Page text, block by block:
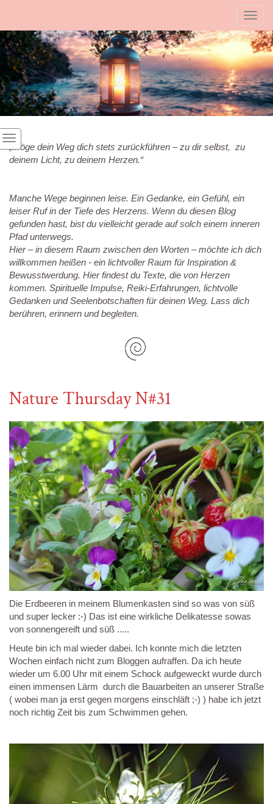
„Möge dein Weg dich stets zurückführen – zu dir selbst, zu
deinem Licht, zu deinem Herzen.“
Manche Wege beginnen leise. Ein Gedanke, ein Gefühl, ein
leiser Ruf in der Tiefe des Herzens. Wenn du diesen Blog
gefunden hast, bist du vielleicht gerade auf solch einem inneren
Pfad unterwegs.
Hier – in diesem Raum zwischen den Worten – möchte ich dich
willkommen heißen - ein lichtvoller Raum für Inspiration &
Bewusstwerdung. Hier findest du Texte, die von Herzen
kommen. Spirituelle Impulse, Reiki-Erfahrungen, lichtvolle
Gedanken und Seelenbotschaften für deinen Weg. Lass dich
berühren, erinnern und begleiten.
Nature Thursday N#31
Die Erdbeeren in meinem Blumenkasten sind so was von süß
und super lecker :-) Das ist eine wirkliche Delikatesse sowas
von sonnengereift und süß .....
Heute bin ich mal wieder dabei. Ich konnte mich die letzten
Wochen einfach nicht zum Bloggen aufraffen. Da ich heute
wieder um 6.00 Uhr mit einem Schock aufgeweckt wurde durch
einen immensen Lärm durch die Bauarbeiten an unserer Straße
( wobei man ja erst gegen morgens einschläft ;-) ) habe ich jetzt
noch richtig Zeit bis zum Schwimmen gehen.